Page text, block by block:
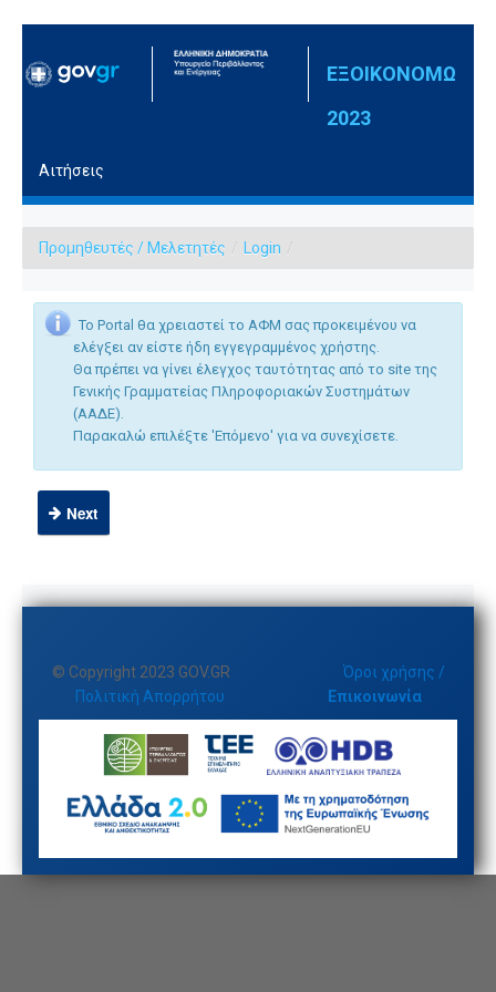
ΕΞΟΙΚΟΝΟΜΩ
2023
Αιτήσεις
Προμηθευτές / Μελετητές / Login /
Το Portal θα χρειαστεί το ΑΦΜ σας προκειμένου να
ελέγξει αν είστε ήδη εγγεγραμμένος χρήστης.
Θα πρέπει να γίνει έλεγχος ταυτότητας από το site της
Γενικής Γραμματείας Πληροφοριακών Συστημάτων
(ΑΑΔΕ).
Παρακαλώ επιλέξτε 'Επόμενο' για να συνεχίσετε.
Next
© Copyright 2023 GOV.GR
Όροι χρήσης /
Πολιτική Απορρήτου
Επικοινωνία